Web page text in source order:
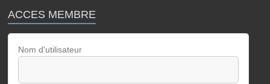
ACCES MEMBRE
Nom d'utilisateur